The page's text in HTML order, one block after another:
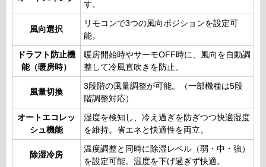
す。
風向選択
リモコンで3つの風向ポジションを設定可
能。
ドラフト防止機
能（暖房時）
暖房開始時やサーモOFF時に、風向を自動調
整して冷風直吹きを防止。
風量切換
3段階の風量調整が可能。（一部機種は5段
階調整対応）
オートエコレッ
シュ機能
湿度を検知し、冷え過ぎを防ぎつつ快適湿度
を維持。省エネと快適性を両立。
除湿冷房
温度調整と同時に除湿レベル（弱・中・強）
を設定可能。温度を下げ過ぎず快適。